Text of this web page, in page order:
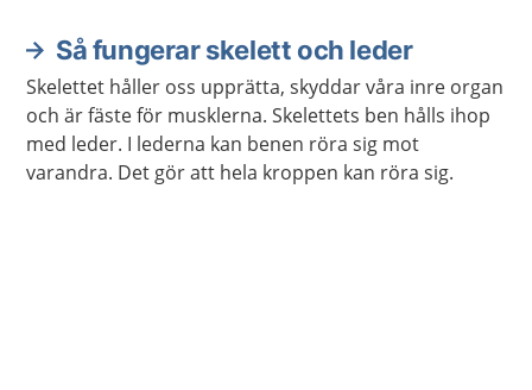
Så fungerar skelett och leder
Skelettet håller oss upprätta, skyddar våra inre organ
och är fäste för musklerna. Skelettets ben hålls ihop
med leder. I lederna kan benen röra sig mot
varandra. Det gör att hela kroppen kan röra sig.